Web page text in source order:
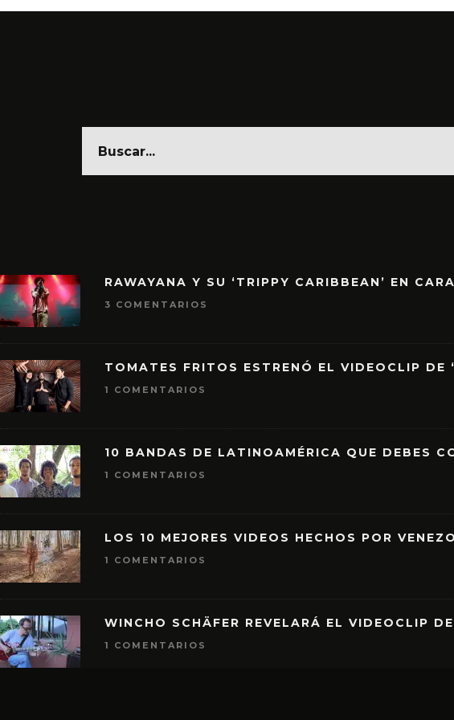
RAWAYANA Y SU ‘TRIPPY CARIBBEAN’ EN
3 COMENTARIOS
TOMATES FRITOS ESTRENÓ EL VIDEOCLIP DE
1 COMENTARIOS
10 BANDAS DE LATINOAMÉRICA QUE DEBES
1 COMENTARIOS
LOS 10 MEJORES VIDEOS HECHOS POR
1 COMENTARIOS
WINCHO SCHÄFER REVELARÁ EL VIDEOCLIP
1 COMENTARIOS